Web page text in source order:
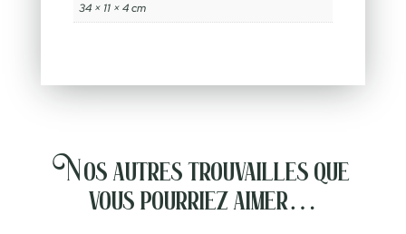
34 × 11 × 4 cm
Nos autres trouvailles que
vous pourriez aimer…